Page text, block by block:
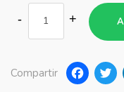
Compartir